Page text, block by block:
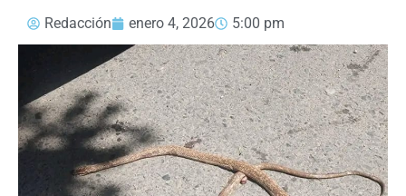
Redacción
enero 4, 2026 5:00 pm